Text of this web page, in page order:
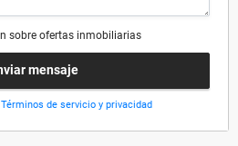
sobre ofertas inmobiliarias
mensaje
Términos de servicio y privacidad